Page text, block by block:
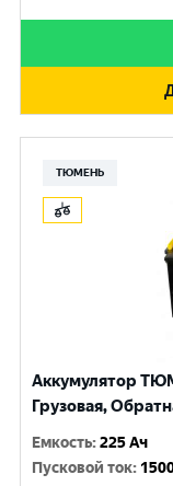
ТЮМЕНЬ
Аккумулятор
Грузовая,
Емкость:225 Ач
Пусковой ток: